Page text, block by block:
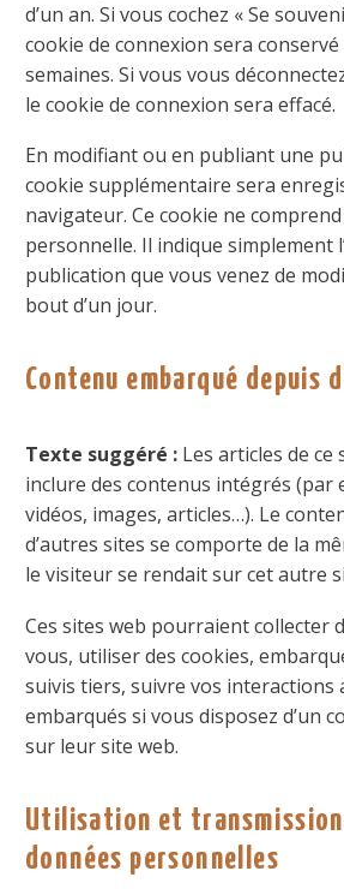
d’un an. Si vous cochez « Se
cookie de connexion sera
semaines. Si vous vous
le cookie de connexion sera effacé.
En modifiant ou en publiant une
cookie supplémentaire sera
navigateur. Ce cookie ne
personnelle. Il indique simplement
publication que vous venez de
bout d’un jour.
Contenu embarqué depuis
Texte suggéré : Les articles de
inclure des contenus intégrés (par
vidéos, images, articles…). Le
d’autres sites se comporte de la
le visiteur se rendait sur cet autre
Ces sites web pourraient collecter
vous, utiliser des cookies,
suivis tiers, suivre vos interactions
embarqués si vous disposez d’un
sur leur site web.
Utilisation et transmission
données personnelles